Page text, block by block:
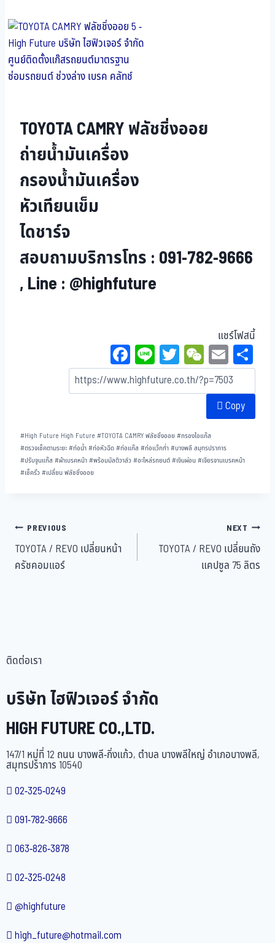
TOYOTA CAMRY ฟลัชชิ่งออย
ถ่ายน้ำมันเครื่อง
กรองน้ำมันเครื่อง
หัวเทียนเข็ม
ไดชาร์จ
สอบถามบริการโทร : 091-782-9666
, Line : @highfuture
แชร์โฟสนี้
Fa
ce
bo
Li
ne
T
wi
tt
W
eC
ha
t
E
m
ail
Copy
#High Future High Future #TOYOTA CAMRY ฟลัชชิ่งออย #กรองไอแก๊ส
#ตรวจเช็คตามระยะ#ท่อน้ำ#ท่อหัวฉีด#ท่อแก๊ส #ท่อแว๊กก่ำ #บางพลี สมุทรปราการ
#ปรับจูนแก๊ส #ผ้าเบรคหน้า#พร้อมมัลติวาล์ว#อะไหล่รถยนต์#เงินผ่อน #เจียรจานเบรคหน้า
#เช็ครั่ว#เปลี่ยน ฟลัชชิ่งออย
PREVIOUS
TOYOTA / REVO เปลี่ยนหน้า
ครัชคอมแอร์
NEXT
TOYOTA / REVO เปลี่ยนถัง
แคปซูล 75 ลิตร
ติดต่อเรา
บริษัท ไฮฟิวเจอร์ จำกัด
HIGH FUTURE CO.,LTD.
147/1 หมู่ที่ 12 ถนน บางพลี-กิ่งแก้ว, ตำบล บางพลีใหญ่ อำเภอบางพลี,
สมุทรปราการ 10540
02-325-0249
091-782-9666
063-826-3878
02-325-0248
@highfuture
high_future@hotmail.com